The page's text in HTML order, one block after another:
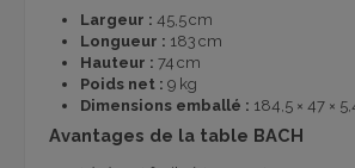
Largeur : 45,5 cm
Longueur : 183 cm
Hauteur : 74 cm
Poids net : 9 kg
Dimensions emballé : 184,5 × 47 ×
Avantages de la table BACH